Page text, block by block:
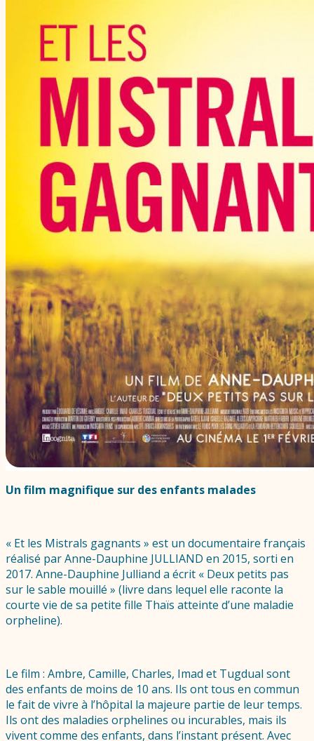
Un film magnifique sur des enfants malades
« Et les Mistrals gagnants » est un documentaire français
réalisé par Anne-Dauphine JULLIAND en 2015, sorti en
2017. Anne-Dauphine Julliand a écrit « Deux petits pas
sur le sable mouillé » (livre dans lequel elle raconte la
courte vie de sa petite fille Thaïs atteinte d’une maladie
orpheline).
Le film : Ambre, Camille, Charles, Imad et Tugdual sont
des enfants de moins de 10 ans. Ils ont tous en commun
le fait de vivre à l’hôpital la majeure partie de leur temps.
Ils ont des maladies orphelines ou incurables, mais ils
vivent comme des enfants, dans l’instant présent. Avec